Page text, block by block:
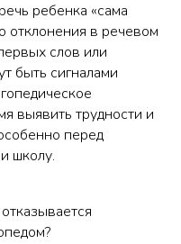
ребенка «сама
отклонения в речевом
слов или
быть сигналами
выявить трудности и
перед
школу.